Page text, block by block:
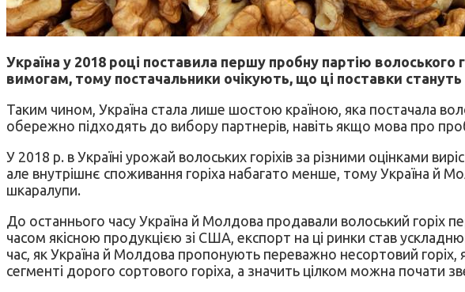
Україна у 2018 році поставила першу пробну партію волоського
вимогам, тому постачальники очікують, що ці поставки
Таким чином, Україна стала лише шостою країною, яка постачала
обережно підходять до вибору партнерів, навіть якщо мова про
У 2018 р. в Україні урожай волоських горіхів за різними оцінками
але внутрішнє споживання горіха набагато менше, тому Україна й
шкаралупи.
До останнього часу Україна й Молдова продавали волоський горіх
часом якісною продукцією зі США, експорт на ці ринки став
час, як Україна й Молдова пропонують переважно несортовий горіх,
сегменті дорого сортового горіха, а значить цілком можна почати